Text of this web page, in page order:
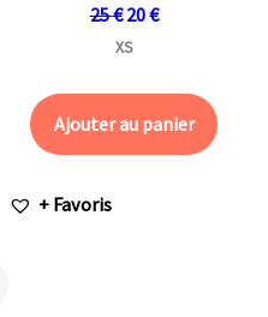
25€ 20€
XS
Ajouter au panier
+ Favoris